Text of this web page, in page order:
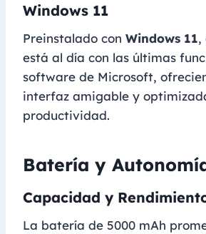
Windows 11
Preinstalado con Windows 11,
está al día con las últimas
software de Microsoft,
interfaz amigable y
productividad.
Batería y
Capacidad y
La batería de 5000 mAh